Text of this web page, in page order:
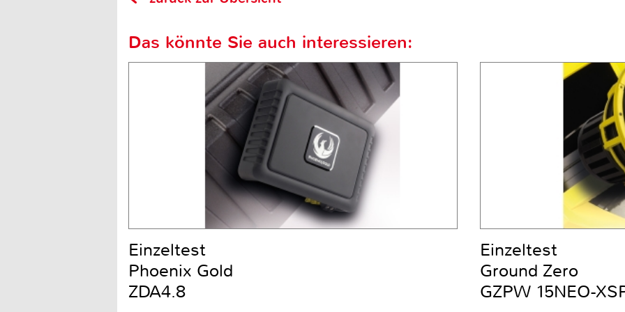
Das könnte Sie auch interessieren:
Einzeltest
Phoenix Gold
ZDA4.8
Einzeltest
Ground Zero
GZPW 15NEO-